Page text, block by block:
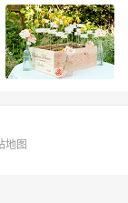
地图